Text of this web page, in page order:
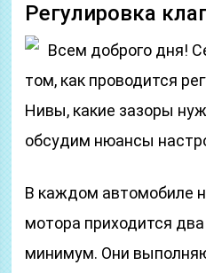
Регулировка
Всем доброго дня!
том, как проводится
Нивы, какие зазоры
обсудим нюансы
В каждом автомобиле
мотора приходится
минимум. Они